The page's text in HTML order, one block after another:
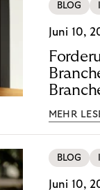
BLOG
Juni 10,
MEHR
BLOG
Juni 10,